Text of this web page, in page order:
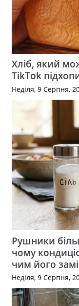
Хліб, який
TikTok
Неділя, 9 Серпня,
Рушники
чому
чим його
Неділя, 9 Серпня,